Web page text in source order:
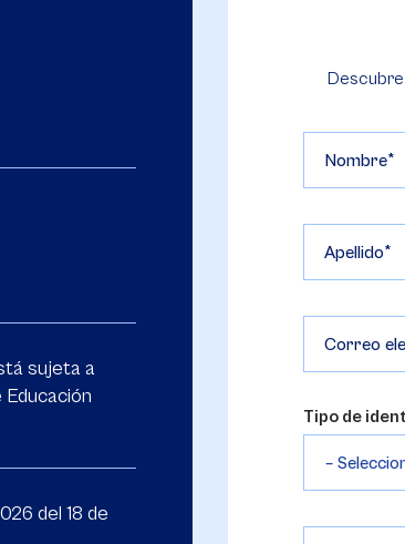
sujeta a
del 18 de
Nombre
Apellido
Correo
Tipo de